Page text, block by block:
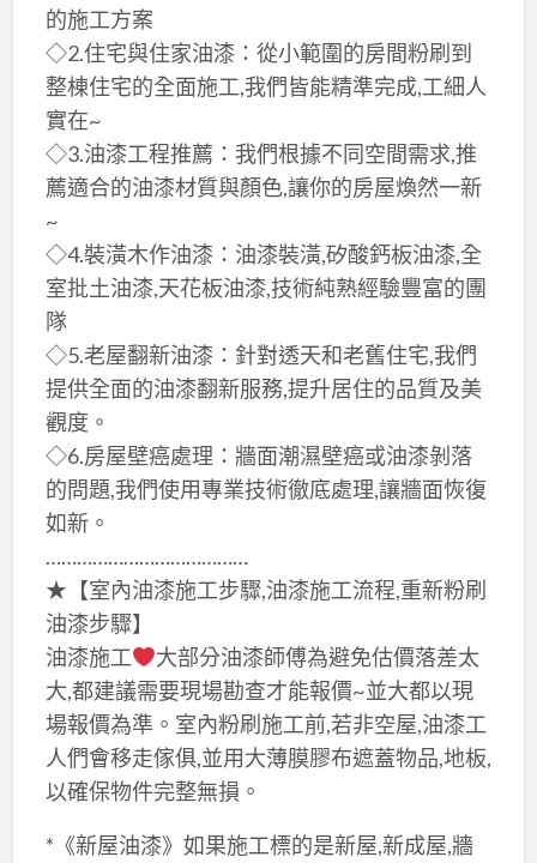
的施工方案
◇2.住宅與住家油漆：從小範圍的房間粉刷到
整棟住宅的全面施工,我們皆能精準完成,工細人
實在~
◇3.油漆工程推薦：我們根據不同空間需求,推
薦適合的油漆材質與顏色,讓你的房屋煥然一新
~
◇4.裝潢木作油漆：油漆裝潢,矽酸鈣板油漆,全
室批土油漆,天花板油漆,技術純熟經驗豐富的團
隊
◇5.老屋翻新油漆：針對透天和老舊住宅,我們
提供全面的油漆翻新服務,提升居住的品質及美
觀度。
◇6.房屋壁癌處理：牆面潮濕壁癌或油漆剝落
的問題,我們使用專業技術徹底處理,讓牆面恢復
如新。
…………………………………
★【室內油漆施工步驟,油漆施工流程,重新粉刷
油漆步驟】
油漆施工
大部分油漆師傅為避免估價落差太
大,都建議需要現場勘查才能報價~並大都以現
場報價為準。室內粉刷施工前,若非空屋,油漆工
人們會移走傢俱,並用大薄膜膠布遮蓋物品,地板,
以確保物件完整無損。
*《新屋油漆》如果施工標的是新屋,新成屋,牆